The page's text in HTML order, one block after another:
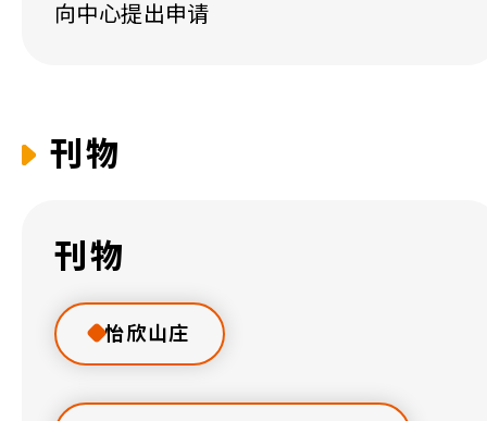
向中心提出申请
刊物
刊物
怡欣山庄